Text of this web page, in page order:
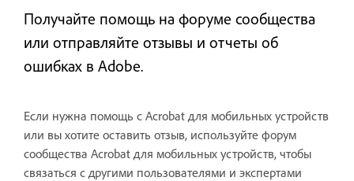
Получайте помощь на форуме сообщества
или отправляйте отзывы и отчеты об
ошибках в Adobe.
Если нужна помощь с Acrobat для мобильных устройств
или вы хотите оставить отзыв, используйте форум
сообщества Acrobat для мобильных устройств, чтобы
связаться с другими пользователями и экспертами